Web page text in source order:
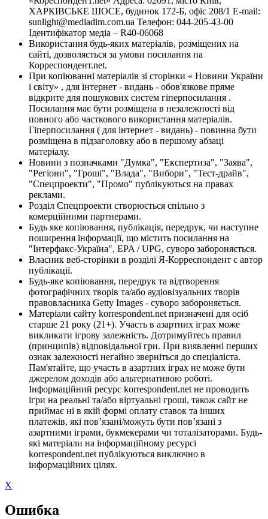
ХАРКІВСЬКЕ ШОСЕ, будинок 172-Б, офіс 208/1 E-mail:
sunlight@mediadim.com.ua Телефон: 044-205-43-00
Ідентифікатор медіа – R40-06068
Використання будь-яких матеріалів, розміщених на
сайті, дозволяється за умови посилання на
Корреспондент.net.
При копіюванні матеріалів зі сторінки « Новини України
і світу» , для інтернет - видань - обов'язкове пряме
відкрите для пошукових систем гіперпосилання .
Посилання має бути розміщена в незалежності від
повного або часткового використання матеріалів.
Гіперпосилання ( для інтернет - видань) - повинна бути
розміщена в підзаголовку або в першому абзаці
матеріалу.
Новини з позначками "Думка", "Експертиза", "Заява",
"Регіони", "Гроші", "Влада", "Вибори", "Тест-драйв",
"Спецпроекти", "Промо" публікуються на правах
реклами.
Розділ Спецпроекти створюється спільно з
комерційними партнерами.
Будь яке копіювання, публікація, передрук, чи наступне
поширення інформації, що містить посилання на
"Інтерфакс-Україна", EPA / UPG, суворо забороняється.
Власник веб-сторінки в розділі Я-Корреспондент є автор
публікації.
Будь-яке копіювання, передрук та відтворення
фотографічних творів та/або аудіовізуальних творів
правовласника Getty Images - суворо забороняється.
Матеріали сайту korrespondent.net призначені для осіб
старше 21 року (21+). Участь в азартних іграх може
викликати ігрову залежність. Дотримуйтесь правил
(принципів) відповідальної гри. При виявленні перших
ознак залежності негайно зверніться до спеціаліста.
Пам'ятайте, що участь в азартних іграх не може бути
джерелом доходів або альтернативою роботі.
Інформаційний ресурс korrespondent.net не проводить
ігри на реальні та/або віртуальні гроші, також сайт не
приймає ні в якій формі оплату ставок та інших
платежів, які пов’язані/можуть бути пов’язані з
азартними іграми, букмекерами чи тоталізаторами. Будь-
які матеріали на інформаційному ресурсі
korrespondent.net публікуються виключно в
інформаційних цілях.
X
Ошибка